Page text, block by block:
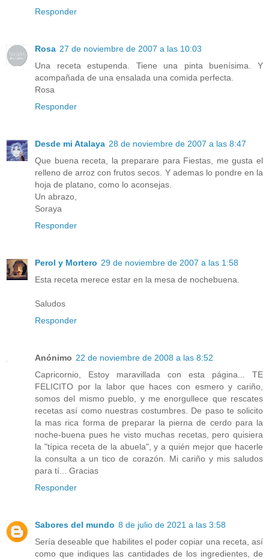
Responder
Rosa 27 de noviembre de 2007 a las 10:03
Una receta estupenda. Tiene una pinta buenísima. Y
acompañada de una ensalada una comida perfecta.
Rosa
Responder
Desde mi Atalaya 28 de noviembre de 2007 a las 8:47
Que buena receta, la preparare para Fiestas, me gusta el
relleno de arroz con frutos secos. Y ademas lo pondre en la
hoja de platano, como lo aconsejas.
Un abrazo,
Soraya
Responder
Perol y Mortero 29 de noviembre de 2007 a las 1:58
Esta receta merece estar en la mesa de nochebuena.
Saludos
Responder
Anónimo 22 de noviembre de 2008 a las 8:52
Capricornio, Estoy maravillada con esta página... TE
FELICITO por la labor que haces con esmero y cariño,
somos del mismo pueblo, y me enorgullece que rescates
recetas así como nuestras costumbres. De paso te solicito
la mas rica forma de preparar la pierna de cerdo para la
noche-buena pues he visto muchas recetas, pero quisiera
la "típica receta de la abuela", y a quién mejor que hacerle
la consulta a un tico de corazón. Mi cariño y mis saludos
para tí... Gracias
Responder
Sabores del mundo 8 de julio de 2021 a las 3:58
Sería deseable que habilites el poder copiar una receta, así
como que indiques las cantidades de los ingredientes, de